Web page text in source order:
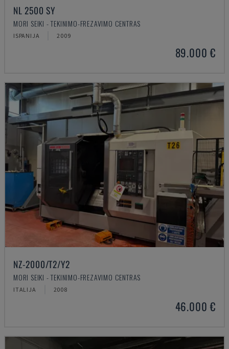
NL 2500 SY
MORI SEIKI - TEKINIMO-FREZAVIMO CENTRAS
ISPANIJA 2009
89.000 €
NZ-2000/T2/Y2
MORI SEIKI - TEKINIMO-FREZAVIMO CENTRAS
ITALIJA 2008
46.000 €